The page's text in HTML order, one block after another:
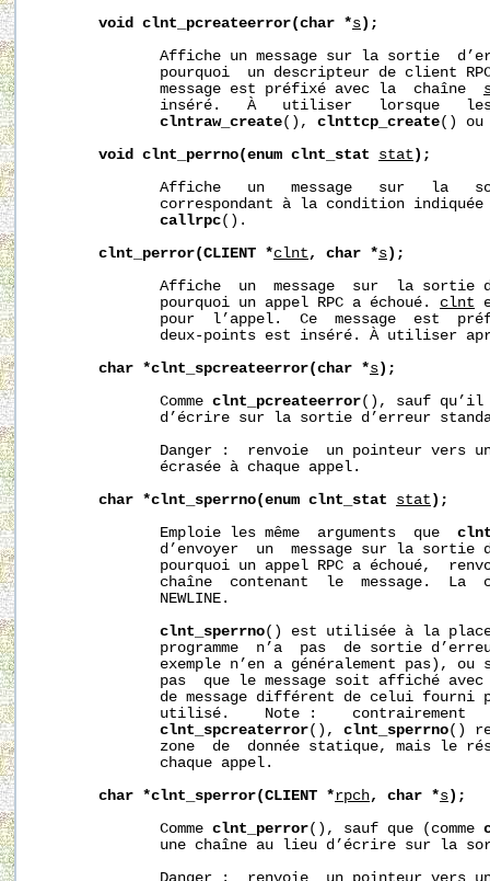
void
clnt_pcreateerror(char *s );
Affiche un message sur la sortie
pourquoi  un descripteur de client
              message est préfixé avec la  chaîne
inséré.   À   utiliser   lorsque
clntraw_create(), clnttcp_create()
void
clnt_perrno(enum clnt_stat stat );
Affiche   un   message   sur   la
correspondant à la condition
callrpc().
clnt_perror(CLIENT *clnt , char *s );
Affiche  un  message  sur  la sortie
              pourquoi un appel RPC a échoué.
clnt
pour  l’appel.  Ce  message  est
deux-points est inséré. À utiliser
char *clnt_spcreateerror(char *s );
              Comme
clnt_pcreateerror(), sauf qu’il
d’écrire sur la sortie d’erreur
Danger :  renvoie  un pointeur vers
              écrasée à chaque appel.
char *clnt_sperrno(enum clnt_stat stat );
              Emploie les même  arguments  que
d’envoyer  un  message sur la sortie
pourquoi un appel RPC a échoué,
chaîne  contenant  le  message.  La
              NEWLINE.
clnt_sperrno() est utilisée à la
programme  n’a  pas  de sortie
exemple n’en a généralement pas), ou
pas  que le message soit affiché
de message différent de celui fourni
utilisé.    Note :
clnt_spcreaterror(), clnt_sperrno()
zone  de  donnée statique, mais le
              chaque appel.
char *clnt_sperror(CLIENT *rpch, char *s );
              Comme
clnt_perror(), sauf que (comme
une chaîne au lieu d’écrire sur la